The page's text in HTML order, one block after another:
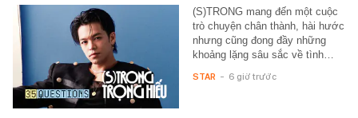
(S)TRONG mang đến một cuộc
trò chuyện chân thành, hài hước
nhưng cũng đong đầy những
khoảng lặng sâu sắc về tình…
STAR - 6 giờ trước